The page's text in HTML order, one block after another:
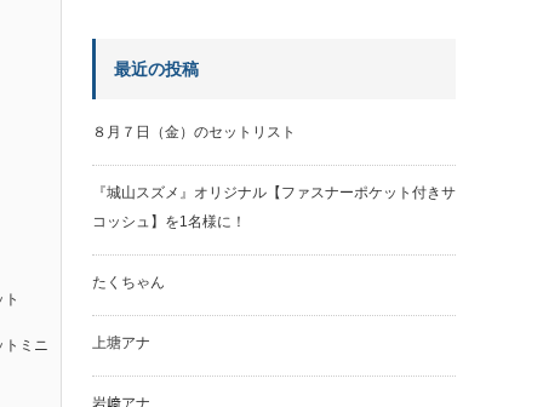
トミニ
最近の投稿
８月７日（金）のセットリスト
『城山スズメ』オリジナル【ファスナーポケット付きサ
コッシュ】を1名様に！
たくちゃん
上塘アナ
岩﨑アナ